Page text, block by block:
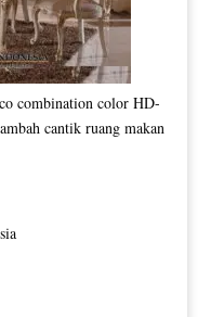
combination color HD-
cantik ruang makan